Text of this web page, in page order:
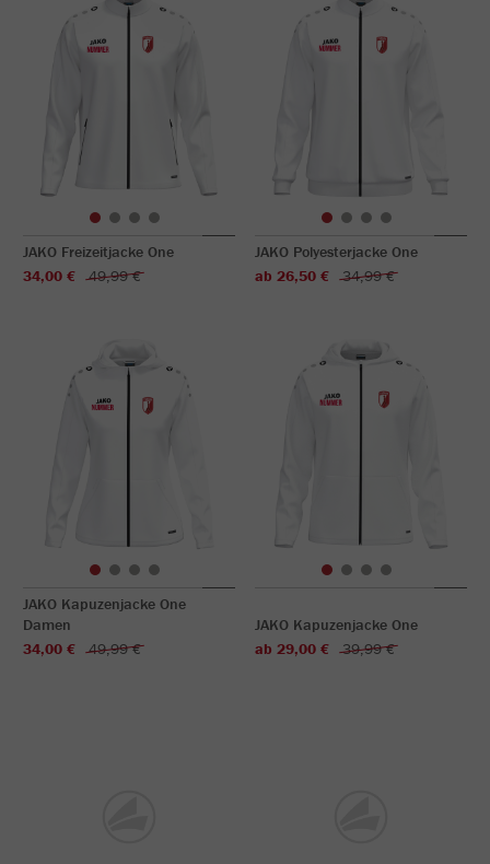
JAKO Freizeitjacke One
34,00 €
49,99 €
JAKO Polyesterjacke One
ab 26,50 €
34,99 €
JAKO Kapuzenjacke One
Damen
34,00 €
49,99 €
JAKO Kapuzenjacke One
ab 29,00 €
39,99 €